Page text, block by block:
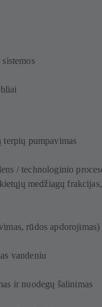
pumpavimas
/ technologinio
medžiagų frakcijas,
rūdos apdorojimas)
vandeniu
ir nuodegų šalinimas